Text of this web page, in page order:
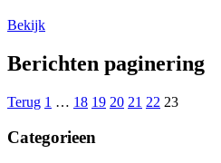
Bekijk
Berichten paginering
Terug 1 … 18 19 20 21 22 23
Categorieen